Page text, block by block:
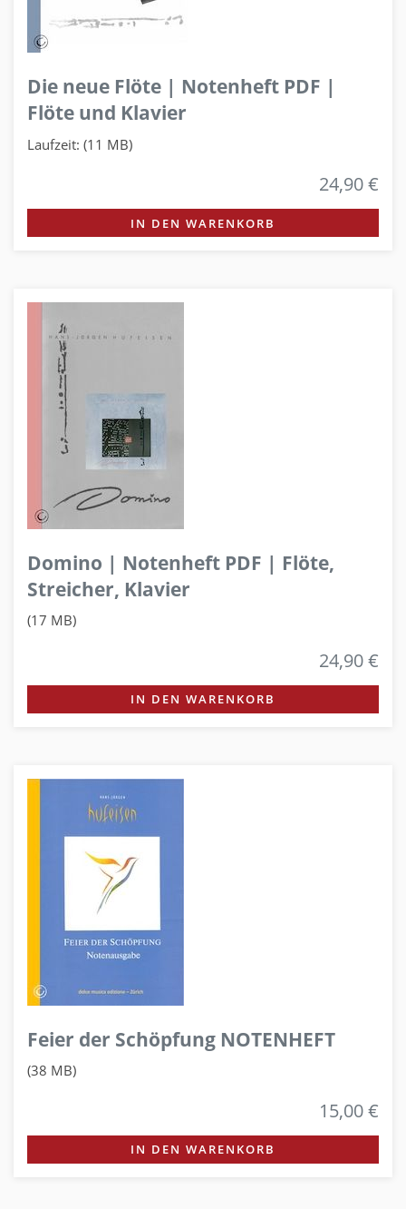
Die neue Flöte | Notenheft PDF |
Flöte und Klavier
Laufzeit: (11 MB)
24,90 €
IN DEN WARENKORB
Domino | Notenheft PDF | Flöte,
Streicher, Klavier
(17 MB)
24,90 €
IN DEN WARENKORB
Feier der Schöpfung NOTENHEFT
(38 MB)
15,00 €
IN DEN WARENKORB